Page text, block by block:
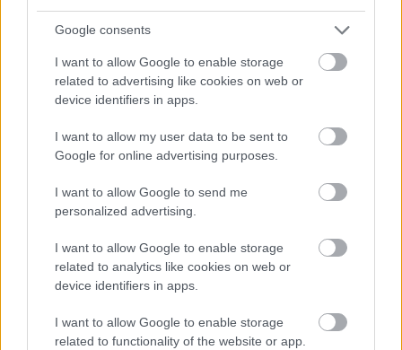
Google consents
I want to allow Google to enable storage
related to advertising like cookies on web or
device identifiers in apps.
I want to allow my user data to be sent to
Google for online advertising purposes.
I want to allow Google to send me
personalized advertising.
I want to allow Google to enable storage
related to analytics like cookies on web or
device identifiers in apps.
I want to allow Google to enable storage
related to functionality of the website or app.
Η ιαπωνική πρωτεύουσα έχει 2.241 σημεία για
ψώνια. Από την άλλη πλευρά, τοΝτουμπάι έχει
επισημανθεί περισσότερο, με 9,3 εκατομμύρια
βρίσκεται η πρωτεύουσα του ιταλικού brand